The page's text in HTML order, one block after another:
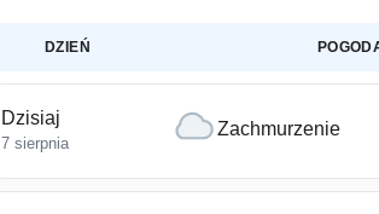
DZIEŃ
Dzisiaj
7 sierpnia
Zachmurzenie